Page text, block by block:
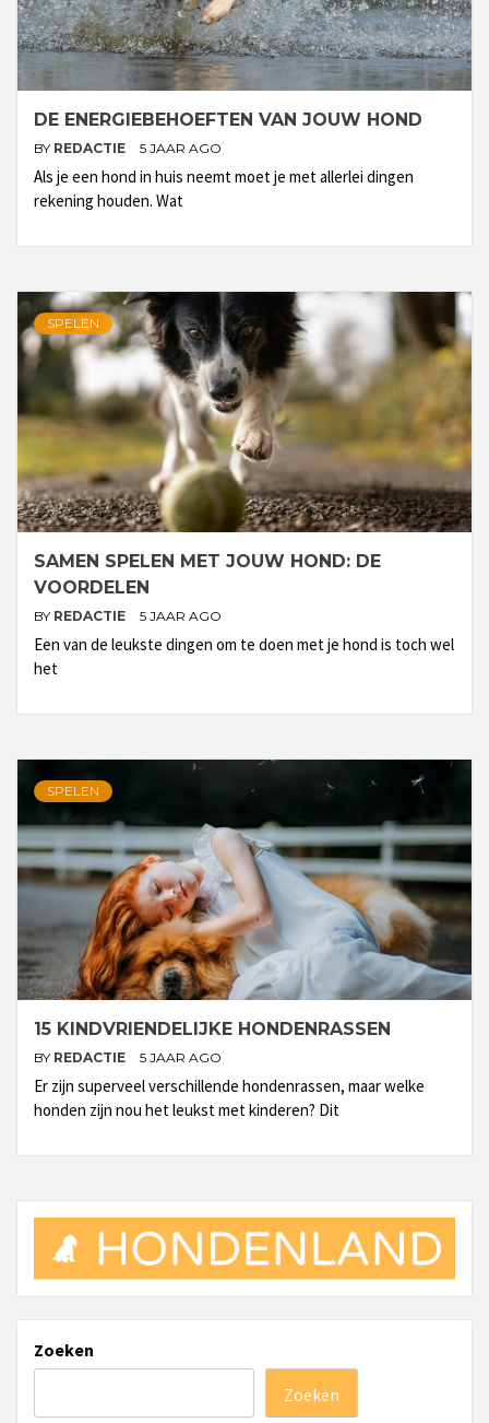
DE ENERGIEBEHOEFTEN VAN JOUW HOND
BY REDACTIE 5 JAAR AGO
Als je een hond in huis neemt moet je met allerlei dingen
rekening houden. Wat
SPELEN
SAMEN SPELEN MET JOUW HOND: DE
VOORDELEN
BY REDACTIE 5 JAAR AGO
Een van de leukste dingen om te doen met je hond is toch wel
het
SPELEN
15 KINDVRIENDELIJKE HONDENRASSEN
BY REDACTIE 5 JAAR AGO
Er zijn superveel verschillende hondenrassen, maar welke
honden zijn nou het leukst met kinderen? Dit
Zoeken
Zoeken